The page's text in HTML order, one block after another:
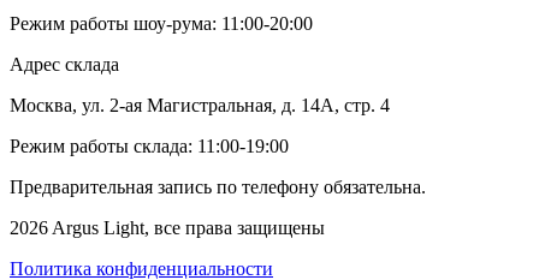
Режим работы шоу-рума: 11:00-20:00
Адрес склада
Москва, ул. 2-ая Магистральная, д. 14А, стр. 4
Режим работы склада: 11:00-19:00
Предварительная запись по телефону обязательна.
2026 Argus Light, все права защищены
Политика конфиденциальности